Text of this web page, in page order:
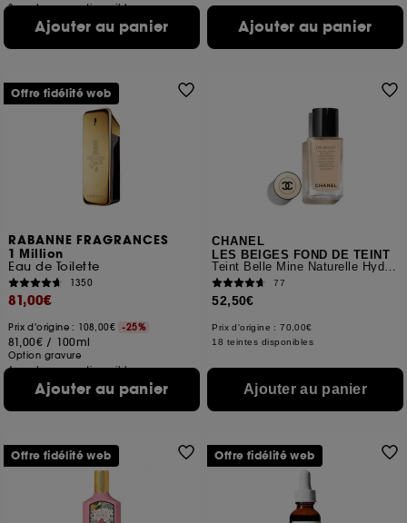
3 contenances disponibles
Ajouter au panier Ajouter au panier
RABANNE FRAGRANCES
1 Million
Eau de Toilette
1350
81,00€
Prix d'origine : 108,00€ -25%
81,00€ / 100ml
Option gravure
6 contenances disponibles
Ajouter au panier
Offre fidélité web
CHANEL
LES BEIGES FOND DE TEINT
Teint Belle Mine Naturelle Hydratation
77
52,50€
Prix d'origine : 70,00€
18 teintes disponibles
Ajouter au panier
Offre fidélité web Offre fidélité web